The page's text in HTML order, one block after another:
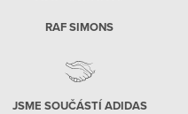
RAF SIMONS
JSME SOUČÁSTÍ ADIDAS